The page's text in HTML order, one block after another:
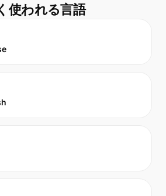
使われる言語